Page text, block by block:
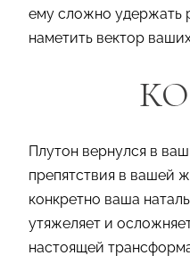
ему сложно удержать
наметить вектор
Плутон вернулся в
препятствия в вашей
конкретно ваша
утяжеляет и
настоящей